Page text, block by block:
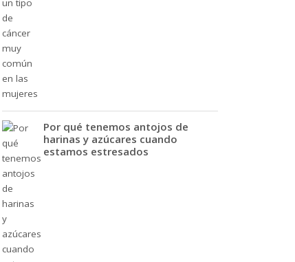
Por qué tenemos antojos de
harinas y azúcares cuando
estamos estresados